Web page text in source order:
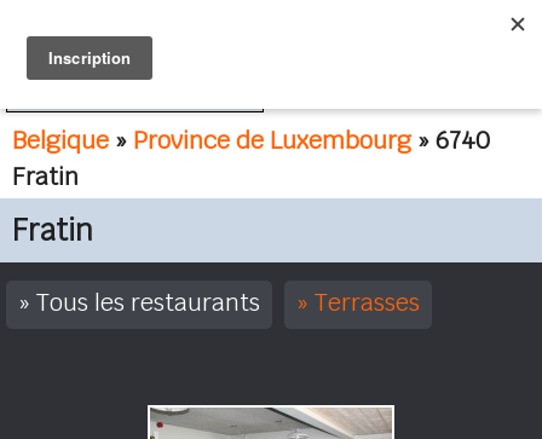
Belgique » Province de Luxembourg» 6740
Fratin
Fratin
Tous les restaurants Terrasses